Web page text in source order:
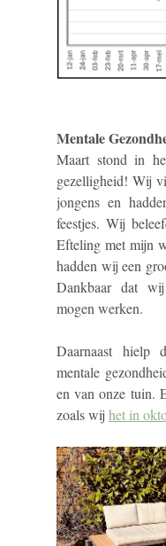
Mentale
Maart stond in
gezelligheid! Wij
jongens en
feestjes. Wij
Efteling met mijn
hadden wij een
Dankbaar dat
mogen werken.
Daarnaast hielp
mentale
en van onze tuin.
zoals wij het in